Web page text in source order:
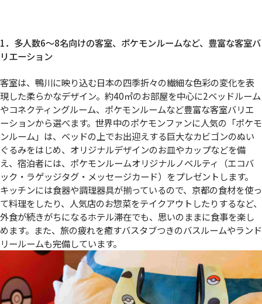
1．多人数6～8名向けの客室、ポケモンルームなど、豊富な客室バ
リエーション
客室は、鴨川に映り込む日本の四季折々の繊細な色彩の変化を表
現した柔らかなデザイン。約40㎡のお部屋を中心に2ベッドルーム
やコネクティングルーム、ポケモンルームなど豊富な客室バリエ
ーションから選べます。世界中のポケモンファンに人気の「ポケモ
ンルーム」は、ベッドの上でお出迎えする巨大なカビゴンのぬい
ぐるみをはじめ、オリジナルデザインのお皿やカップなどを備
え、宿泊者には、ポケモンルームオリジナルノベルティ（エコバ
ック・ラゲッジタグ・メッセージカード）をプレゼントします。
キッチンには食器や調理器具が揃っているので、京都の食材を使っ
て料理をしたり、人気店のお惣菜をテイクアウトしたりするなど、
外食が続きがちになるホテル滞在でも、思いのままに食事を楽し
めます。また、旅の疲れを癒すバスタブつきのバスルームやランド
リールームも完備しています。